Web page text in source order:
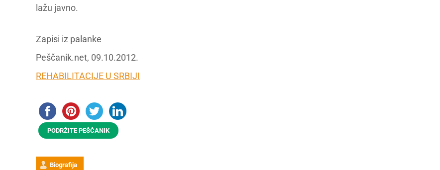
lažu javno.
Zapisi iz palanke
Peščanik.net, 09.10.2012.
REHABILITACIJE U SRBIJI
PODRŽITE PEŠČANIK
Biografija